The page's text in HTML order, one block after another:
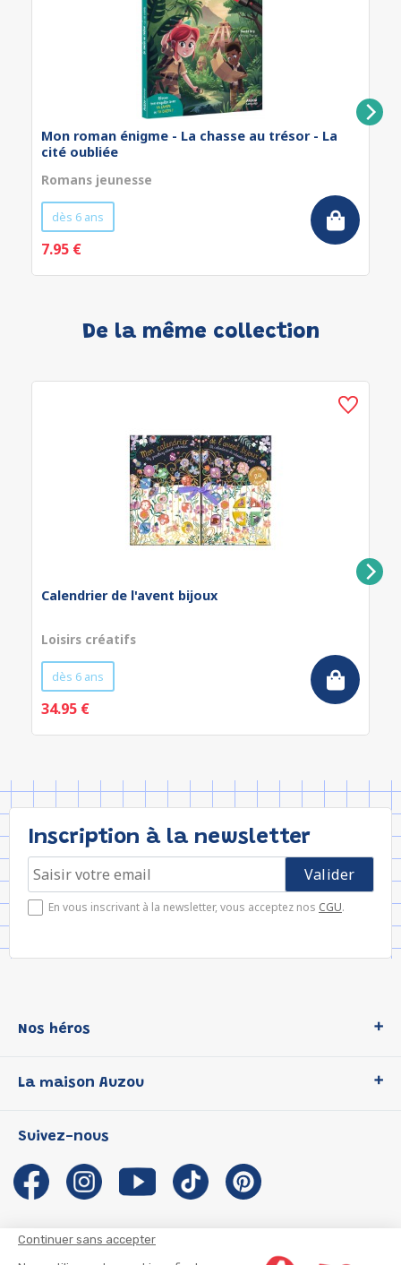
Continuer sans accepter
Mon roman énigme - La chasse au trésor - La
cité oubliée
Romans jeunesse
dès 6 ans
7.95 €
De la même collection
Calendrier de l'avent bijoux
Loisirs créatifs
dès 6 ans
34.95 €
Inscription à la newsletter
En vous inscrivant à la newsletter, vous acceptez nos CGU.
Nos héros
P'tit Loup
Les Influenceuses
Migali
Petite Taupe
La maison Auzou
Notre histoire
Auzou s'engage
Auteurs et illustrateurs Auzou
Suivez-nous